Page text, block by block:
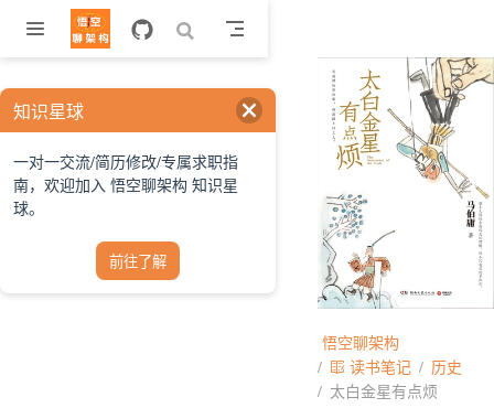
跳至主要內容
悟空聊架构
读书笔记
历史
太白金星有点烦
知识星球
一对一交流/简历修改/专属求职指
南，欢迎加入 悟空聊架构 知识星
球。
前往了解